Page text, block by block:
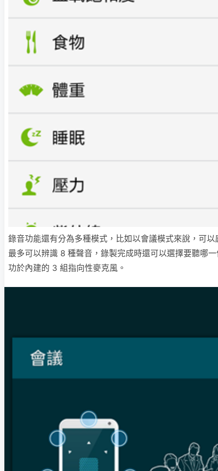
錄音功能還有分為多種模式，比如以會議模式來說，可
最多可以辨識 8 種聲音，錄製完成時還可以選擇要聽哪
功於內建的 3 組指向性麥克風。